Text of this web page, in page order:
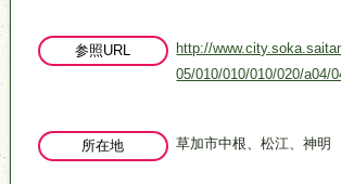
参照URL
http://
05/010/010/010/020/a04/
所在地 草加市中根、松江、神明